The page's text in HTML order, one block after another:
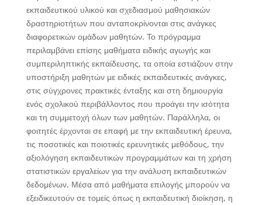
εκπαιδευτικού υλικού και σχεδιασμού μαθησιακών
δραστηριοτήτων που ανταποκρίνονται στις ανάγκες
διαφορετικών ομάδων μαθητών. Το πρόγραμμα
περιλαμβάνει επίσης μαθήματα ειδικής αγωγής και
συμπεριληπτικής εκπαίδευσης, τα οποία εστιάζουν στην
υποστήριξη μαθητών με ειδικές εκπαιδευτικές ανάγκες,
στις σύγχρονες πρακτικές ένταξης και στη δημιουργία
ενός σχολικού περιβάλλοντος που προάγει την ισότητα
και τη συμμετοχή όλων των μαθητών. Παράλληλα, οι
φοιτητές έρχονται σε επαφή με την εκπαιδευτική έρευνα,
τις ποσοτικές και ποιοτικές ερευνητικές μεθόδους, την
αξιολόγηση εκπαιδευτικών προγραμμάτων και τη χρήση
στατιστικών εργαλείων για την ανάλυση εκπαιδευτικών
δεδομένων. Μέσα από μαθήματα επιλογής μπορούν να
εξειδικευτούν σε τομείς όπως η εκπαιδευτική διοίκηση, η